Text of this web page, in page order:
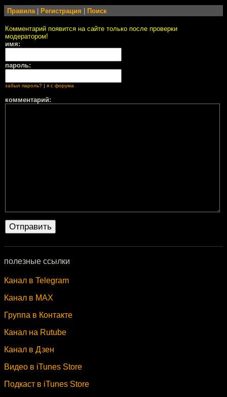
Правила| Регистрация Поиск
Комментарий появится на сайте только после проверки
модератором!
имя:
пароль:
забыл пароль? я с форума
комментарий:
полезные ссылки
Канал в Telegram
Канал в MAX
Группа в Контакте
Канал на Rutube
Канал в Дзен
Видео в iTunes Store
Подкаст в iTunes Store